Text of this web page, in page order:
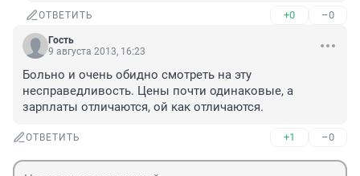
ОТВЕТИТЬ +0 –0
Гость
9 августа 2013, 16:23
Больно и очень обидно смотреть на эту
несправедливость. Цены почти одинаковые, а
зарплаты отличаются, ой как отличаются.
ОТВЕТИТЬ +1 –0